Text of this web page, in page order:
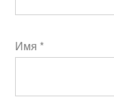
Имя *